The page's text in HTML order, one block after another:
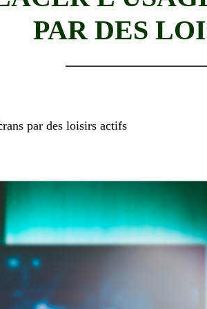
PAR DES
par des loisirs actifs